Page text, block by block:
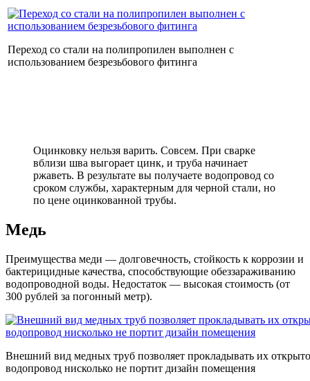
Переход со стали на полипропилен выполнен с
использованием безрезьбового фитинга
Оцинковку нельзя варить. Совсем. При сварке
вблизи шва выгорает цинк, и труба начинает
ржаветь. В результате вы получаете водопровод со
сроком службы, характерным для черной стали, но
по цене оцинкованной трубы.
Медь
Преимущества меди — долговечность, стойкость к коррозии и
бактерицидные качества, способствующие обеззараживанию
водопроводной воды. Недостаток — высокая стоимость (от
300 рублей за погонный метр).
Внешний вид медных труб позволяет прокладывать их
водопровод нисколько не портит дизайн помещения